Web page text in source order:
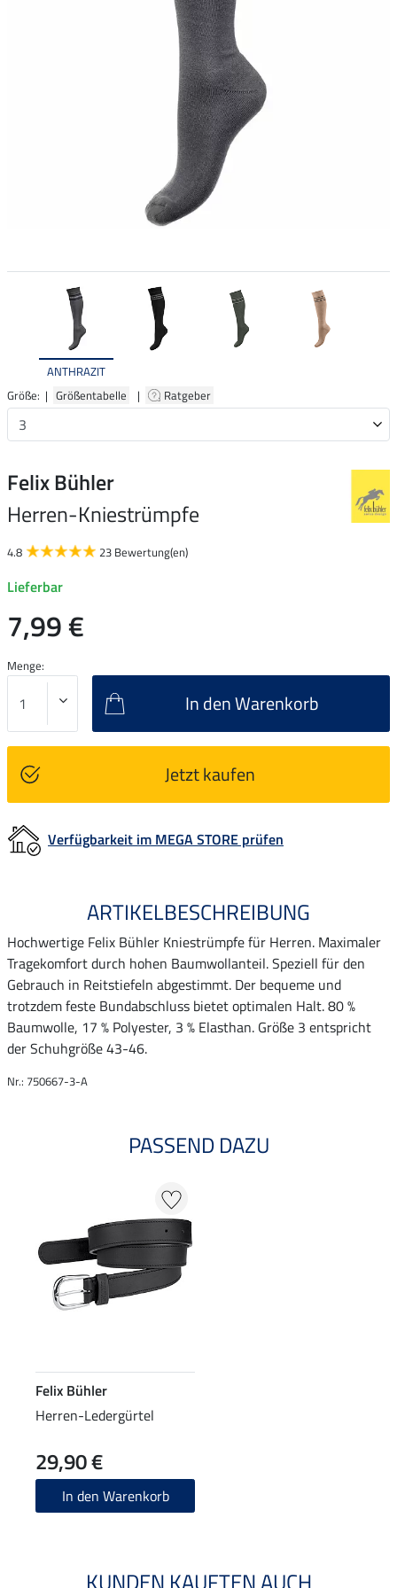
ANTHRAZIT
Größe: | Größentabelle | Ratgeber
Felix Bühler
Herren-Kniestrümpfe
4.8 23 Bewertung(en)
Lieferbar
7,99 €
Menge:
In den Warenkorb
Jetzt kaufen
Verfügbarkeit im MEGA STORE prüfen
ARTIKELBESCHREIBUNG
Hochwertige Felix Bühler Kniestrümpfe für Herren. Maximaler
Tragekomfort durch hohen Baumwollanteil. Speziell für den
Gebrauch in Reitstiefeln abgestimmt. Der bequeme und
trotzdem feste Bundabschluss bietet optimalen Halt. 80 %
Baumwolle, 17 % Polyester, 3 % Elasthan. Größe 3 entspricht
der Schuhgröße 43-46.
Nr.: 750667-3-A
PASSEND DAZU
Felix Bühler
Herren-Ledergürtel
29,90 €
In den Warenkorb